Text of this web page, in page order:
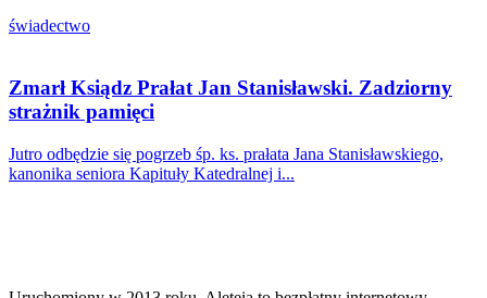
świadectwo
Zmarł Ksiądz Prałat Jan Stanisławski. Zadziorny
strażnik pamięci
Jutro odbędzie się pogrzeb śp. ks. prałata Jana Stanisławskiego,
kanonika seniora Kapituły Katedralnej i...